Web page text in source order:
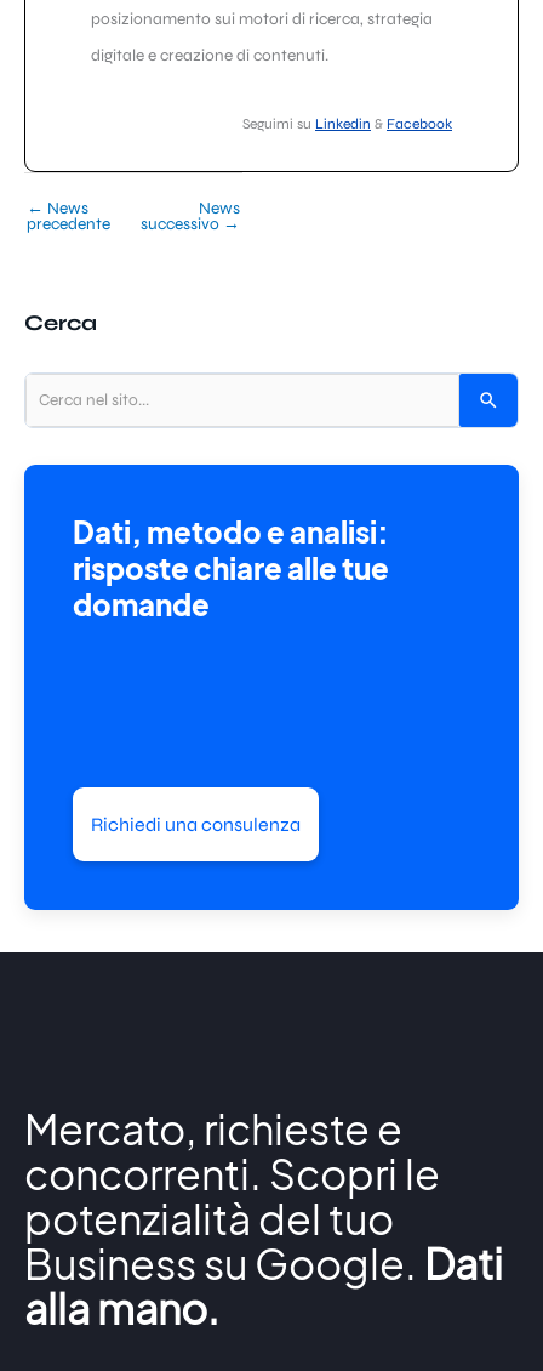
posizionamento sui motori di ricerca, strategia
digitale e creazione di contenuti.
Seguimi su Linkedin & Facebook
← News
precedente
News
successivo →
Cerca
Dati, metodo e analisi:
risposte chiare alle tue
domande
Richiedi una consulenza
Mercato, richieste e
concorrenti. Scopri le
potenzialità del tuo
Business su Google. Dati
alla mano.